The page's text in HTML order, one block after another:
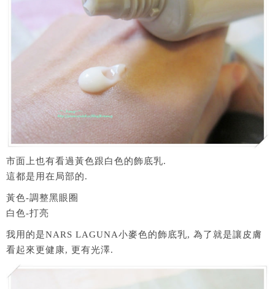
市面上也有看過黃色跟白色的飾底乳.
這都是用在局部的.
黃色-調整黑眼圈
白色-打亮
我用的是NARS LAGUNA小麥色的飾底乳, 為了就是讓皮膚
看起來更健康, 更有光澤.